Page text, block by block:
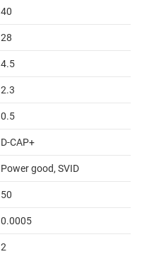
40
28
4.5
2.3
0.5
D-CAP+
Power good, SVID
50
0.0005
2